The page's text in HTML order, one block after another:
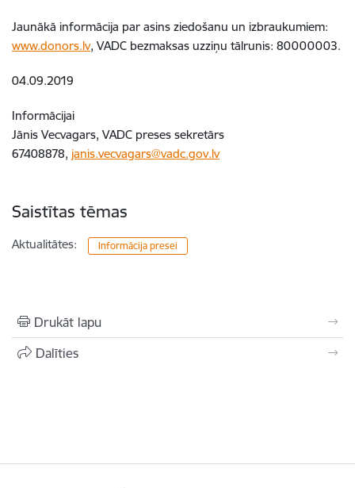
Jaunākā informācija par asins ziedošanu un izbraukumiem:
www.donors.lv, VADC bezmaksas uzziņu tālrunis: 80000003.
04.09.2019
Informācijai
Jānis Vecvagars, VADC preses sekretārs
67408878, janis.vecvagars@vadc.gov.lv
Saistītas tēmas
Aktualitātes: Informācija presei
Drukāt lapu
Dalīties